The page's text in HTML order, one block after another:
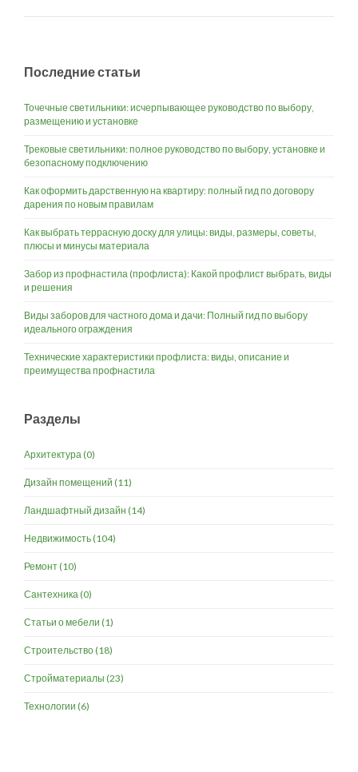
Последние статьи
Точечные светильники: исчерпывающее руководство по выбору,
размещению и установке
Трековые светильники: полное руководство по выбору, установке и
безопасному подключению
Как оформить дарственную на квартиру: полный гид по договору
дарения по новым правилам
Как выбрать террасную доску для улицы: виды, размеры, советы,
плюсы и минусы материала
Забор из профнастила (профлиста): Какой профлист выбрать, виды
и решения
Виды заборов для частного дома и дачи: Полный гид по выбору
идеального ограждения
Технические характеристики профлиста: виды, описание и
преимущества профнастила
Разделы
Архитектура(0)
Дизайн помещений (11)
Ландшафтный дизайн (14)
Недвижимость(104)
Ремонт(10)
Сантехника(0)
Статьи о мебели (1)
Строительство(18)
Стройматериалы (23)
Технологии (6)